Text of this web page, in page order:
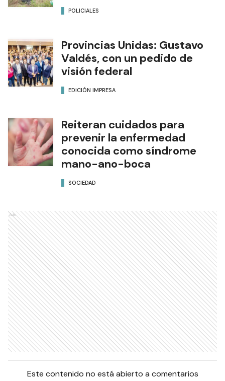
POLICIALES
Provincias Unidas: Gustavo
Valdés, con un pedido de
visión federal
EDICIÓN IMPRESA
Reiteran cuidados para
prevenir la enfermedad
conocida como síndrome
mano-ano-boca
SOCIEDAD
Ads
Este contenido no está abierto a comentarios